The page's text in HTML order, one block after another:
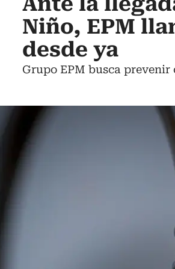
Niño, EPM
desde ya
Grupo EPM busca